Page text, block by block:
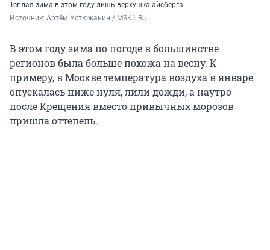
Теплая зима в этом году лишь верхушка айсберга
Источник: Артём Устюжанин / MSK1.RU
В этом году зима по погоде в большинстве
регионов была больше похожа на весну. К
примеру, в Москве температура воздуха в январе
опускалась ниже нуля, лили дожди, а наутро
после Крещения вместо привычных морозов
пришла оттепель.